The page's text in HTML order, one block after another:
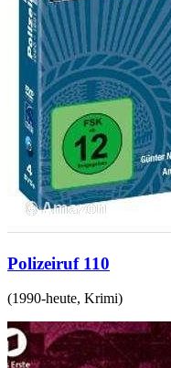
Polizeiruf 110
(1990-heute, Krimi)